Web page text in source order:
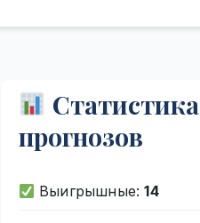
Статистика
прогнозов
Выигрышные:14